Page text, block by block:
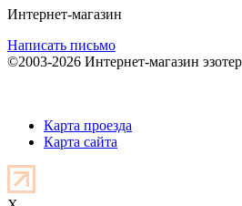
Интернет-магазин
Написать письмо
©2003-2026 Интернет-магазин
Карта проезда
Карта сайта